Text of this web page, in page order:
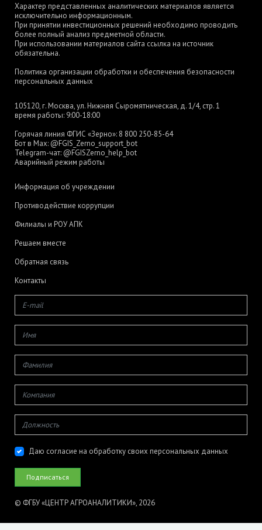
Характер представленных аналитических материалов является
исключительно информационным.
При принятии инвестиционных решений необходимо проводить
более полный анализ предметной области.
При использовании материалов сайта ссылка на источник
обязательна.
Политика организации обработки и обеспечения безопасности
персональных данных
105120, г. Москва, ул. Нижняя Сыромятническая, д. 1/4, стр. 1
время работы: 9:00-18:00
Горячая линия ФГИС «Зерно»: 8 800 250-85-64
Бот в Max: @FGIS_Zerno_support_bot
Telegram-чат: @FGISZerno_help_bot
Аварийный режим работы
Информация об учреждении
Противодействие коррупции
Филиалы и РОУ АПК
Решаем вместе
Обратная связь
Контакты
Даю согласие на обработку своих персональных данных
© ФГБУ «ЦЕНТР АГРОАНАЛИТИКИ», 2026